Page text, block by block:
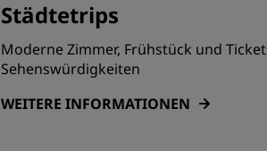
Städtetrips
Moderne Zimmer, Frühstück und
Sehenswürdigkeiten
WEITERE INFORMATIONEN